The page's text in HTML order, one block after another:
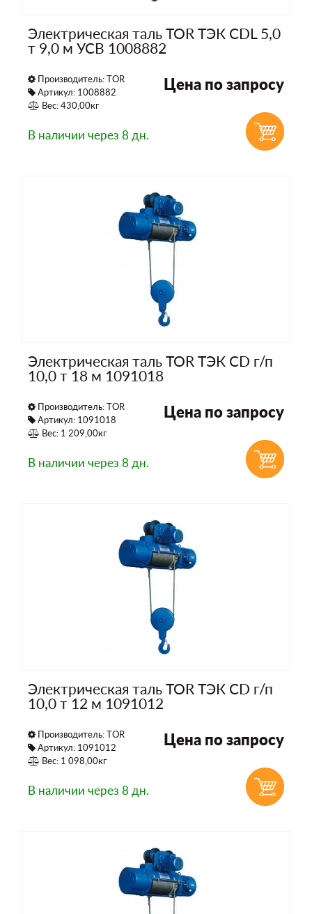
Электрическая таль TOR ТЭК CDL 5,0
т 9,0 м УСВ 1008882
Производитель:TOR
Артикул: 1008882
Вес: 430,00кг
Цена по запросу
В наличии через 8 дн.
Электрическая таль TOR ТЭК CD г/п
10,0 т 18 м 1091018
Производитель:TOR
Артикул: 1091018
Вес: 1 209,00кг
Цена по запросу
В наличии через 8 дн.
Электрическая таль TOR ТЭК CD г/п
10,0 т 12 м 1091012
Производитель:TOR
Артикул: 1091012
Вес: 1 098,00кг
Цена по запросу
В наличии через 8 дн.